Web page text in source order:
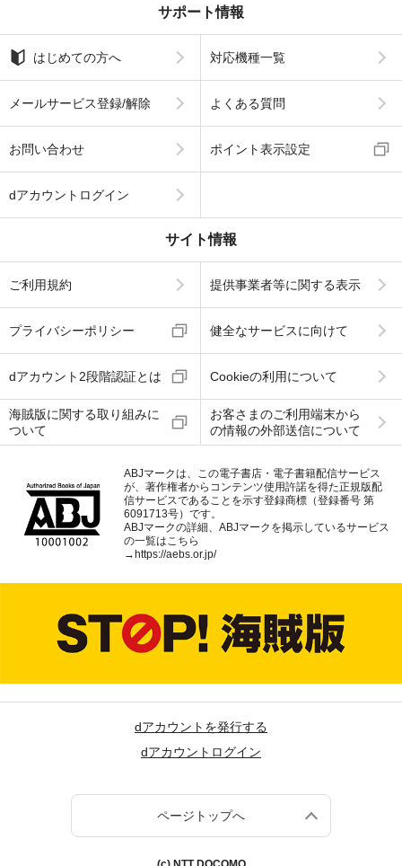
サポート情報
はじめての方へ 対応機種一覧
メールサービス登録/解除 よくある質問
お問い合わせ ポイント表示設定
dアカウントログイン
サイト情報
ご利用規約 提供事業者等に関する表示
プライバシーポリシー 健全なサービスに向けて
dアカウント2段階認証とは Cookieの利用について
海賊版に関する取り組みに
ついて
お客さまのご利用端末から
の情報の外部送信について
ABJマークは、この電子書店・電子書籍配信サービス
が、著作権者からコンテンツ使用許諾を得た正規版配
信サービスであることを示す登録商標（登録番号 第
6091713号）です。
ABJマークの詳細、ABJマークを掲示しているサービス
の一覧はこちら
→ https://aebs.or.jp/
dアカウントを発行する
dアカウントログイン
ページトップへ